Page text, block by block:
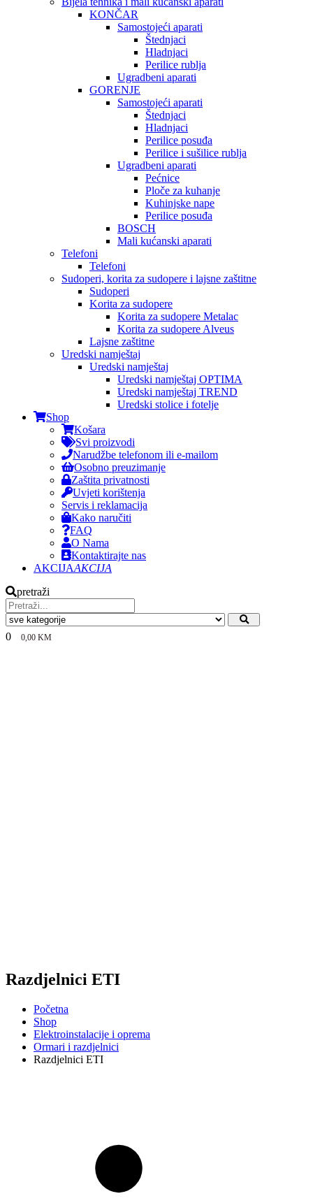
KONČAR
Samostojeći aparati
Štednjaci
Hladnjaci
Perilice rublja
Ugradbeni aparati
GORENJE
Samostojeći aparati
Štednjaci
Hladnjaci
Perilice posuđa
Perilice i sušilice rublja
Ugradbeni aparati
Pećnice
Ploče za kuhanje
Kuhinjske nape
Perilice posuđa
BOSCH
Mali kućanski aparati
Telefoni
Telefoni
Sudoperi, korita za sudopere i lajsne zaštitne
Sudoperi
Korita za sudopere
Korita za sudopere Metalac
Korita za sudopere Alveus
Lajsne zaštitne
Uredski namještaj
Uredski namještaj
Uredski namještaj OPTIMA
Uredski namještaj TREND
Uredski stolice i fotelje
Shop
Košara
Svi proizvodi
Narudžbe telefonom ili e-mailom
Osobno preuzimanje
Zaštita privatnosti
Uvjeti korištenja
Servis i reklamacija
Kako naručiti
FAQ
O Nama
Kontaktirajte nas
AKCIJAAKCIJA
pretraži
0 0,00 KM
Razdjelnici ETI
Početna
Shop
Elektroinstalacije i oprema
Ormari i razdjelnici
Razdjelnici ETI